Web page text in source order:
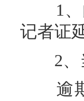
1、由
记者证
2、当
逾期